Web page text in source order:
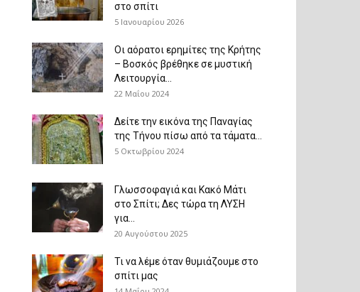
στο σπίτι
5 Ιανουαρίου 2026
Οι αόρατοι ερημίτες της Κρήτης
– Βοσκός βρέθηκε σε μυστική
Λειτουργία...
22 Μαΐου 2024
Δείτε την εικόνα της Παναγίας
της Τήνου πίσω από τα τάματα...
5 Οκτωβρίου 2024
Γλωσσοφαγιά και Κακό Μάτι
στο Σπίτι; Δες τώρα τη ΛΥΣΗ
για...
20 Αυγούστου 2025
Τι να λέμε όταν θυμιάζουμε στο
σπίτι μας